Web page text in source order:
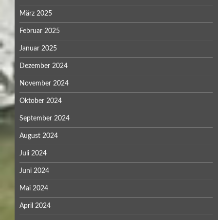
März 2025
Februar 2025
Januar 2025
Dezember 2024
November 2024
Oktober 2024
September 2024
August 2024
Juli 2024
Juni 2024
Mai 2024
April 2024